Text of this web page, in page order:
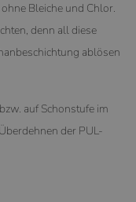
Bleiche und Chlor.
denn all diese
ablösen
auf Schonstufe im
der PUL-